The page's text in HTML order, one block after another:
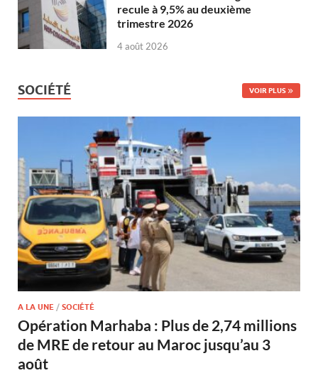
recule à 9,5% au deuxième
trimestre 2026
4 août 2026
SOCIÉTÉ VOIR PLUS
A LA UNE / SOCIÉTÉ
Opération Marhaba : Plus de 2,74 millions
de MRE de retour au Maroc jusqu’au 3
août